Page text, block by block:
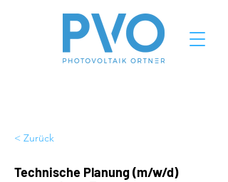
< Zurück
Technische Planung (m/w/d)